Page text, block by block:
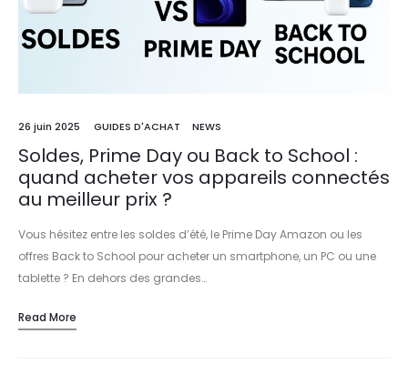
26 juin 2025 GUIDES D'ACHAT NEWS
Soldes, Prime Day ou Back to School :
quand acheter vos appareils connectés
au meilleur prix ?
Vous hésitez entre les soldes d’été, le Prime Day Amazon ou les
offres Back to School pour acheter un smartphone, un PC ou une
tablette ? En dehors des grandes…
Read More